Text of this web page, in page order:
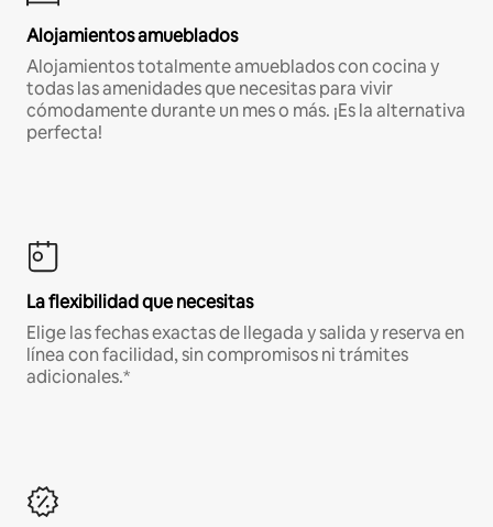
Alojamientos amueblados
Alojamientos totalmente amueblados con cocina y
todas las amenidades que necesitas para vivir
cómodamente durante un mes o más. ¡Es la alternativa
perfecta!
La flexibilidad que necesitas
Elige las fechas exactas de llegada y salida y reserva en
línea con facilidad, sin compromisos ni trámites
adicionales.*